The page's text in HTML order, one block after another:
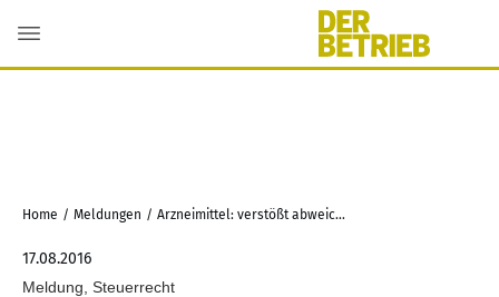
Home / Meldungen / Arzneimittel: verstößt abweichende umsatzsteuerrechtliche Behandlung gegen EU-Grundrechte?
17.08.2016
Meldung, Steuerrecht